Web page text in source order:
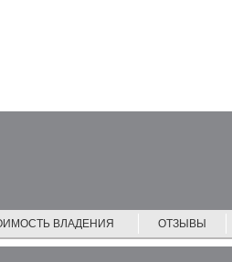
ВЛАДЕНИЯ ОТЗЫВЫ